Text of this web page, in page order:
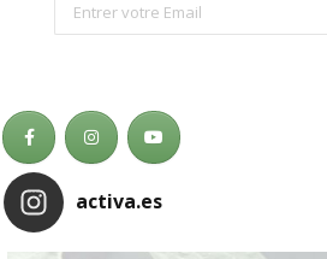
activa.es